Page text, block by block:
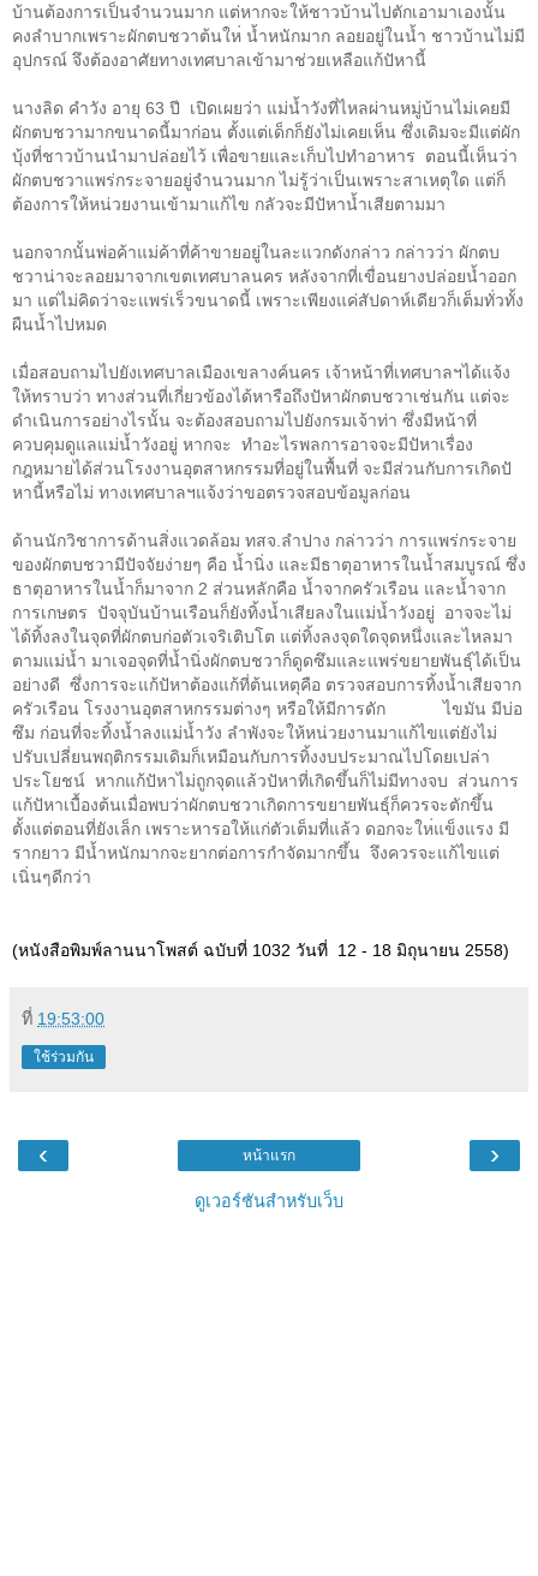
บ้านต้องการเป็นจำนวนมาก แต่หากจะให้ชาวบ้านไปตักเอามาเองนั้น
คงลำบากเพราะผักตบชวาต้นให ่ น้ำหนักมาก ลอยอยู่ในน้ำ ชาวบ้านไม่มี
อุปกรณ์ จึงต้องอาศัยทางเทศบาลเข้ามาช่วยเหลือแก้ปัหานี้
นางลิด คำวัง อายุ 63 ปี
เปิดเผยว่า แม่น้ำวังที่ไหลผ่านหมู่บ้านไม่เคยมี
ผักตบชวามากขนาดนี้มาก่อน ตั้งแต่เด็กก็ยังไม่เคยเห็น ซึ่งเดิมจะมีแต่ผัก
บุ้งที่ชาวบ้านนำมาปล่อยไว้ เพื่อขายและเก็บไปทำอาหาร
ตอนนี้เห็นว่า
ผักตบชวาแพร่กระจายอยู่จำนวนมาก ไม่รู้ว่าเป็นเพราะสาเหตุใด แต่ก็
ต้องการให้หน่วยงานเข้ามาแก้ไข กลัวจะมีปัหาน้ำเสียตามมา
นอกจากนั้นพ่อค้าแม่ค้าที่ค้าขายอยู่ในละแวกดังกล่าว กล่าวว่า ผักตบ
ชวาน่าจะลอยมาจากเขตเทศบาลนคร หลังจากที่เขื่อนยางปล่อยน้ำออก
มา แต่ไม่คิดว่าจะแพร่เร็วขนาดนี้ เพราะเพียงแค่สัปดาห์เดียวก็เต็มทั่วทั้ง
ผืนน้ำไปหมด
เมื่อสอบถามไปยังเทศบาลเมืองเขลางค์นคร เจ้าหน้าที่เทศบาลฯได้แจ้ง
ให้ทราบว่า ทางส่วนที่เกี่ยวข้องได้หารือถึงปัหาผักตบชวาเช่นกัน แต่จะ
ดำเนินการอย่างไรนั้น จะต้องสอบถามไปยังกรมเจ้าท่า ซึ่งมีหน้าที่
ควบคุมดูแลแม่น้ำวังอยู่ หากจะ
ทำอะไรพลการอาจจะมีปัหาเรื่อง
กฎหมายได้ส่วนโรงงานอุตสาหกรรมที่อยู่ในพื้นที่ จะมีส่วนกับการเกิดปั
หานี้หรือไม่ ทางเทศบาลฯแจ้งว่าขอตรวจสอบข้อมูลก่อน
ด้านนักวิชาการด้านสิ่งแวดล้อม ทสจ ลำปาง กล่าวว่า การแพร่กระจาย
ของผักตบชวามีปัจจัยง่ายๆ คือ น้ำนิ่ง และมีธาตุอาหารในน้ำสมบูรณ์ ซึ่ง
ธาตุอาหารในน้ำก็มาจาก 2 ส่วนหลักคือ น้ำจากครัวเรือน และน้ำจาก
การเกษตร ปัจจุบันบ้านเรือนก็ยังทิ้งน้ำเสียลงในแม่น้ำวังอยู่
อาจจะไม่
ได้ทิ้งลงในจุดที่ผักตบก่อตัวเจริเติบโต แต่ทิ้งลงจุดใดจุดหนึ่งและไหลมา
ตามแม่น้ำ มาเจอจุดที่น้ำนิ่งผักตบชวาก็ดูดซึมและแพร่ขยายพันธ์ุได้เป็น
อย่างดี ซึ่งการจะแก้ปัหาต้องแก้ที่ต้นเหตุคือ ตรวจสอบการทิ้งน้ำเสียจาก
ครัวเรือน โรงงานอุตสาหกรรมต่างๆ หรือให้มีการดัก
ไขมัน มีบ่อ
ซึม ก่อนที่จะทิ้งน้ำลงแม่น้ำวัง ลำพังจะให้หน่วยงานมาแก้ไขแต่ยังไม่
ปรับเปลี่ยนพฤติกรรมเดิมก็เหมือนกับการทิ้งงบประมาณไปโดยเปล่า
ประโยชน์ หากแก้ปัหาไม่ถูกจุดแล้วปัหาที่เกิดขึ้นก็ไม่มีทางจบ
ส่วนการ
แก้ปัหาเบื้องต้นเมื่อพบว่าผักตบชวาเกิดการขยายพันธุ์ก็ควรจะตักขึ้น
ตั้งแต่ตอนที่ยังเล็ก เพราะหารอให้แก่ตัวเต็มที่แล้ว ดอกจะให่แข็งแรง มี
รากยาว มีน้ำหนักมากจะยากต่อการกำจัดมากขึ้น จึงควรจะแก้ไขแต่
เนิ่นๆดีกว่า
(หนังสือพิมพ์ลานนาโพสต์ ฉบับที่ 1032 วันที่ 12 - 18 มิถุนายน 2558)
ที่ 19:53:00
ใช้ร่วมกัน
‹ ›
หน้าแรก
ดูเวอร์ชันสำหรับเว็บ